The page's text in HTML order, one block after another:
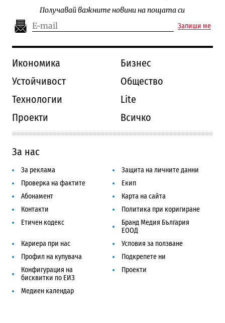
Получавай важните новини на пощата си
Запиши ме
Икономика
Бизнес
Устойчивост
Общество
Технологии
Lite
Проекти
Всичко
За нас
За реклама
Защита на личните данни
Проверка на фактите
Екип
Абонамент
Карта на сайта
Контакти
Политика при коригиране
Етичен кодекс
Бранд Медия България
ЕООД
Кариера при нас
Условия за ползване
Профил на купувача
Подкрепете ни
Конфигурация на
бисквитки по ЕИЗ
Проекти
Медиен календар